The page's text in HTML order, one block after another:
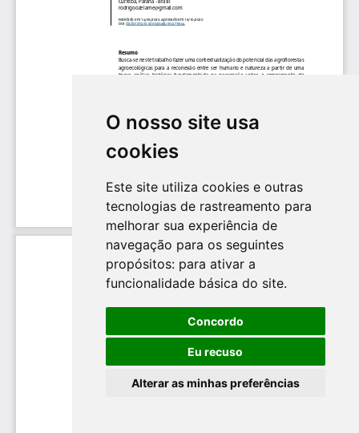
O nosso site usa
cookies
Este site utiliza cookies e outras
tecnologias de rastreamento para
melhorar sua experiência de
navegação para os seguintes
propósitos: para ativar a
funcionalidade básica do site.
Concordo
Eu recuso
Alterar as minhas preferências